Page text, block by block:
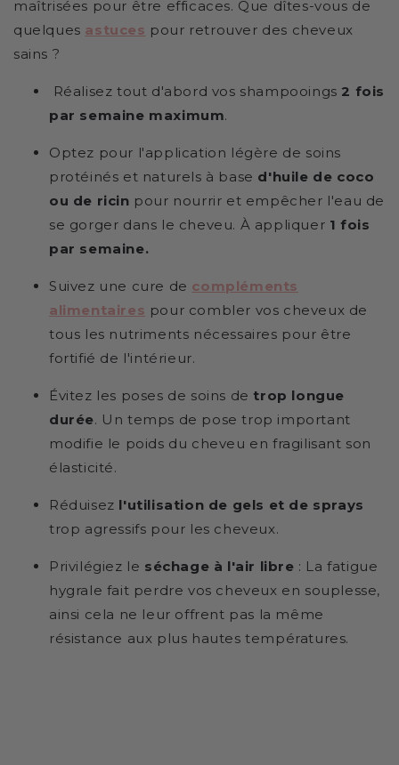
maîtrisées pour être efficaces. Que dîtes-vous de
quelques astuces pour retrouver des cheveux
sains ?
Réalisez tout d'abord vos shampooings 2 fois
par semaine maximum.
Optez pour l'application légère de soins
protéinés et naturels à base d'huile de coco
ou de ricin pour nourrir et empêcher l'eau de
se gorger dans le cheveu. À appliquer 1 fois
par semaine.
Suivez une cure de compléments
alimentaires pour combler vos cheveux de
tous les nutriments nécessaires pour être
fortifié de l'intérieur.
Évitez les poses de soins de trop longue
durée. Un temps de pose trop important
modifie le poids du cheveu en fragilisant son
élasticité.
Réduisez l'utilisation de gels et de sprays
trop agressifs pour les cheveux.
Privilégiez le séchage à l'air libre : La fatigue
hygrale fait perdre vos cheveux en souplesse,
ainsi cela ne leur offrent pas la même
résistance aux plus hautes températures.